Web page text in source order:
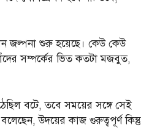
জল্পনা শুরু হয়েছে। কেউ কেউ
সম্পর্কের ভিত কতটা মজবুত,
বটে, তবে সময়ের সঙ্গে সেই
উদয়ের কাজ গুরুত্বপূর্ণ কিন্তু